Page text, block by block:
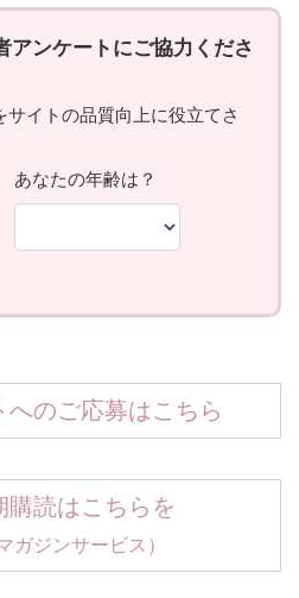
のご応募はこちら
購読はこちらを
ジンサービス）